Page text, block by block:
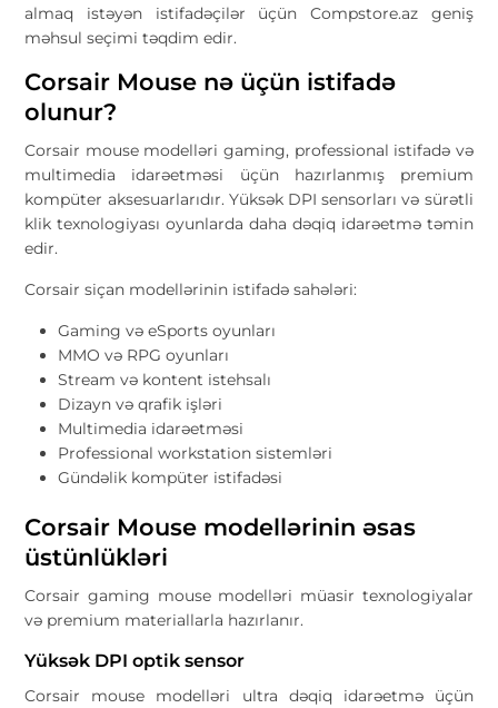
almaq istəyən istifadəçilər üçün Compstore.az geniş
məhsul seçimi təqdim edir.
Corsair Mouse nə üçün istifadə
olunur?
Corsair mouse modelləri gaming, professional istifadə və
multimedia idarəetməsi üçün hazırlanmış premium
kompüter aksesuarlarıdır. Yüksək DPI sensorları və sürətli
klik texnologiyası oyunlarda daha dəqiq idarəetmə təmin
edir.
Corsair siçan modellərinin istifadə sahələri:
Gaming və eSports oyunları
MMO və RPG oyunları
Stream və kontent istehsalı
Dizayn və qrafik işləri
Multimedia idarəetməsi
Professional workstation sistemləri
Gündəlik kompüter istifadəsi
Corsair Mouse modellərinin əsas
üstünlükləri
Corsair gaming mouse modelləri müasir texnologiyalar
və premium materiallarla hazırlanır.
Yüksək DPI optik sensor
Corsair mouse modelləri ultra dəqiq idarəetmə üçün